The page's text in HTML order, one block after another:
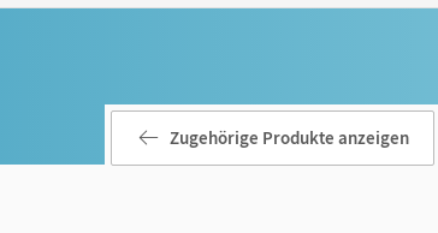
Zugehörige Produkte anzeigen